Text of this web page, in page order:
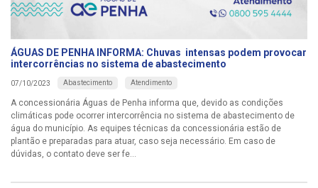
ÁGUAS DE PENHA INFORMA: Chuvas intensas podem provocar
intercorrências no sistema de abastecimento
07/10/2023 Abastecimento Atendimento
A concessionária Águas de Penha informa que, devido as condições
climáticas pode ocorrer intercorrência no sistema de abastecimento de
água do município. As equipes técnicas da concessionária estão de
plantão e preparadas para atuar, caso seja necessário. Em caso de
dúvidas, o contato deve ser fe...